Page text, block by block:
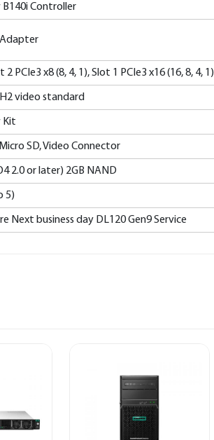
B140i Controller
2 PCIe3 x8 (8, 4, 1), Slot 1 PCIe3 x16 (16, 8, 4, 1)
video standard
Kit
Micro SD, Video Connector
2.0 or later) 2GB NAND
5)
Next business day DL120 Gen9 Service